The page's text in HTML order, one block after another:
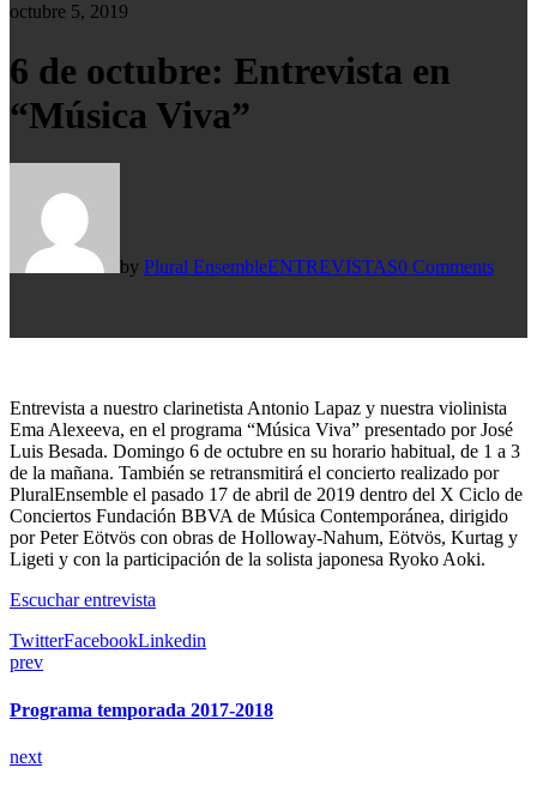
octubre 5, 2019
6 de octubre: Entrevista en
“Música Viva”
by Plural EnsembleENTREVISTAS0 Comments
Entrevista a nuestro clarinetista Antonio Lapaz y nuestra violinista
Ema Alexeeva, en el programa “Música Viva” presentado por José
Luis Besada. Domingo 6 de octubre en su horario habitual, de 1 a 3
de la mañana. También se retransmitirá el concierto realizado por
PluralEnsemble el pasado 17 de abril de 2019 dentro del X Ciclo de
Conciertos Fundación BBVA de Música Contemporánea, dirigido
por Peter Eötvös con obras de Holloway-Nahum, Eötvös, Kurtag y
Ligeti y con la participación de la solista japonesa Ryoko Aoki.
Escuchar entrevista
TwitterFacebookLinkedin
prev
Programa temporada 2017-2018
next